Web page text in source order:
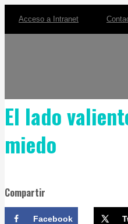
Acceso a Intranet
El lado
miedo
Compartir
Facebook